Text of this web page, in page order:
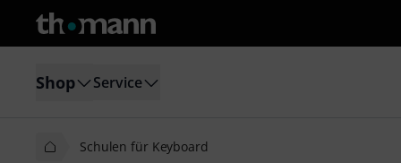
Shop Service
Schulen für Keyboard